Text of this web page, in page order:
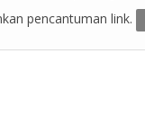
pencantuman link.